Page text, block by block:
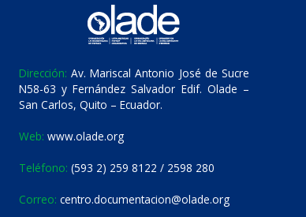
Dirección: Av. Mariscal Antonio José de Sucre
N58-63 y Fernández Salvador Edif. Olade –
San Carlos, Quito – Ecuador.
Web: www.olade.org
Teléfono: (593 2) 259 8122 / 2598 280
Correo: centro.documentacion@olade.org